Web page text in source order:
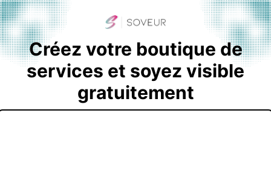
Créez votre boutique de
services et soyez visible
gratuitement